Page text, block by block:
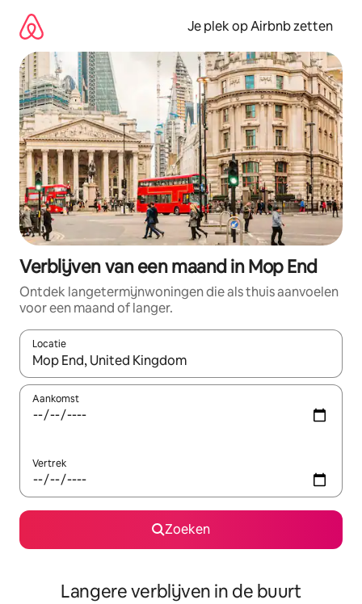
direct
naar
inhoud
Je plek op Airbnb zetten
Verblijven van een maand in Mop End
Ontdek langetermijnwoningen die als thuis aanvoelen
voor een maand of langer.
Locatie
Wanneer er resultaten beschikbaar zijn, maak je een keuze
Aankomst
Vertrek
Zoeken
Langere verblijven in de buurt